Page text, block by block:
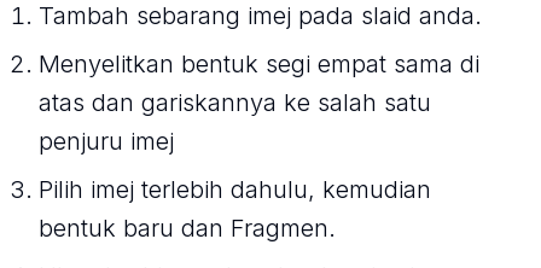
Tambah sebarang imej pada slaid anda.
Menyelitkan bentuk segi empat sama di
atas dan gariskannya ke salah satu
penjuru imej
Pilih imej terlebih dahulu, kemudian
bentuk baru dan Fragmen.